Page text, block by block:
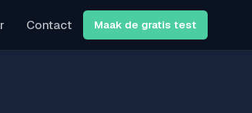
Contact Maak de gratis test